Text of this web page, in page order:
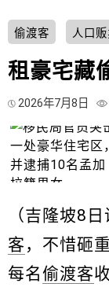
偷渡客 人口
租豪宅藏
2026年7月8日
（吉隆坡8日
客 ，不惜砸
每名偷渡客